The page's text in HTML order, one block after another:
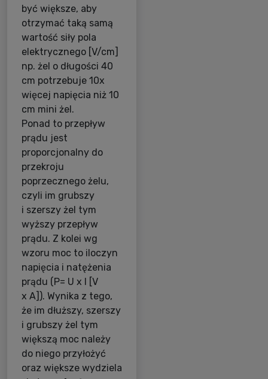
być większe, aby
otrzymać taką samą
wartość siły pola
elektrycznego [V/cm]
np. żel o długości 40
cm potrzebuje 10x
więcej napięcia niż 10
cm mini żel.
Ponad to przepływ
prądu jest
proporcjonalny do
przekroju
poprzecznego żelu,
czyli im grubszy
i szerszy żel tym
wyższy przepływ
prądu. Z kolei wg
wzoru moc to iloczyn
napięcia i natężenia
prądu (P= U x I [V
x A]). Wynika z tego,
że im dłuższy, szerszy
i grubszy żel tym
większą moc należy
do niego przyłożyć
oraz większe wydziela